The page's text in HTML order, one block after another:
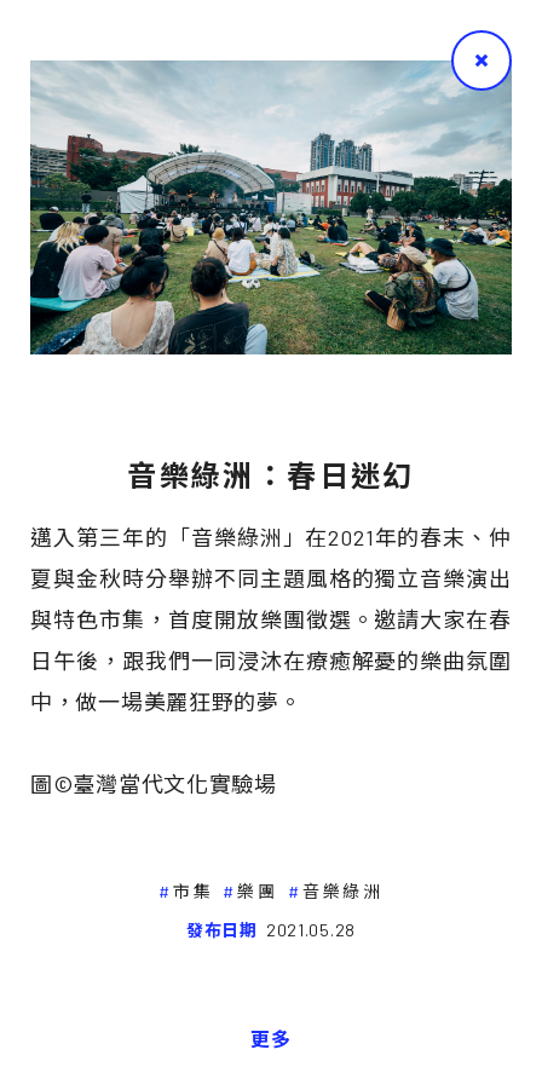
音樂綠洲：春日迷幻
邁入第三年的「音樂綠洲」在2021年的春末、仲
夏與金秋時分舉辦不同主題風格的獨立音樂演出
與特色市集，首度開放樂團徵選。邀請大家在春
日午後，跟我們一同浸沐在療癒解憂的樂曲氛圍
中，做一場美麗狂野的夢。
圖©臺灣當代文化實驗場
市集 樂團
音樂綠洲
發布日期
2021.05.28
更多